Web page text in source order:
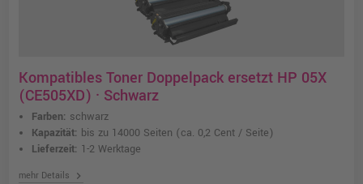
Kompatibles Toner Doppelpack ersetzt HP 05X
(CE505XD) · Schwarz
Farben: schwarz
Kapazität: bis zu 14000 Seiten (ca. 0,2 Cent / Seite)
Lieferzeit: 1-2 Werktage
mehr Details chevron_right